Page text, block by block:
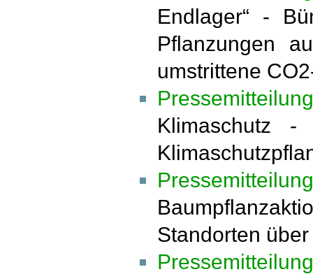
Endlager“ -
Pflanzungen
umstrittene
Klimaschutz -
Standorten